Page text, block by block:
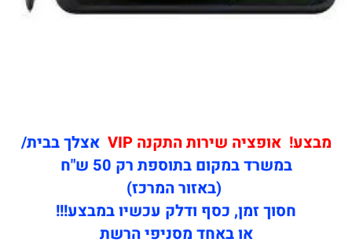
מבצע! אופציה שירות התקנה VIP
אצלך בבית/
במשרד במקום בתוספת רק 50 ש"ח
(באזור המרכז)
חסוך זמן, כסף ודלק עכשיו במבצע!!!
או באחד מסניפי הרשת